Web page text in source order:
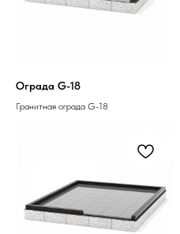
Ограда G-18
Гранитная ограда G-18